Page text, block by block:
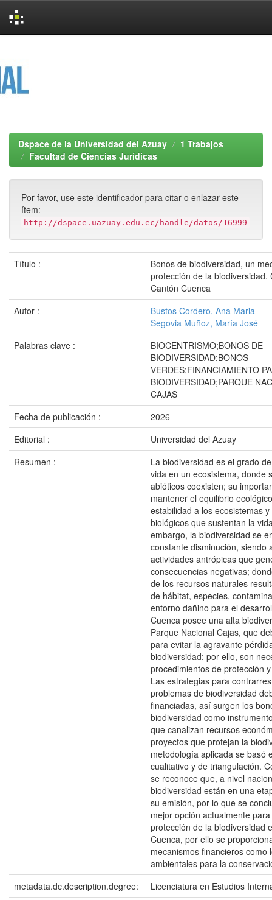
Dspace de la Universidad del Azuay
1 Trabajos
Facultad de Ciencias Jurídicas
Por favor, use este identificador para citar o enlazar este
ítem:
http://dspace.uazuay.edu.ec/handle/datos/16999
Título :
Bonos de biodiversidad, un
protección de la biodiversidad.
Cantón Cuenca
Autor :
Bustos Cordero, Ana Maria
Segovia Muñoz, María José
Palabras clave :
BIOCENTRISMO;BONOS DE
BIODIVERSIDAD;BONOS
VERDES;FINANCIAMIENTO
BIODIVERSIDAD;PARQUE
CAJAS
Fecha de publicación :
2026
Editorial :
Universidad del Azuay
Resumen :
La biodiversidad es el grado
vida en un ecosistema, donde
abióticos coexisten; su
mantener el equilibrio
estabilidad a los ecosistemas
biológicos que sustentan la
embargo, la biodiversidad se
constante disminución, siendo
actividades antrópicas que
consecuencias negativas;
de los recursos naturales
de hábitat, especies,
entorno dañino para el
Cuenca posee una alta
Parque Nacional Cajas, que
para evitar la agravante
biodiversidad; por ello, son
procedimientos de protección
Las estrategias para
problemas de biodiversidad
financiadas, así surgen los
biodiversidad como
que canalizan recursos
proyectos que protejan la
metodología aplicada se basó
cualitativo y de triangulación.
se reconoce que, a nivel
biodiversidad están en una
su emisión, por lo que se
mejor opción actualmente
protección de la biodiversidad
Cuenca, por ello se
mecanismos financieros como
ambientales para la
metadata.dc.description.degree:
Licenciatura en Estudios